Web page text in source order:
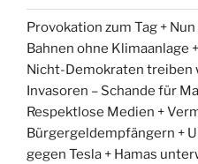
Provokation zum Tag +
Bahnen ohne Klimaanlage
Nicht-Demokraten treiben
Invasoren – Schande für
Respektlose Medien +
Bürgergeldempfängern +
gegen Tesla + Hamas